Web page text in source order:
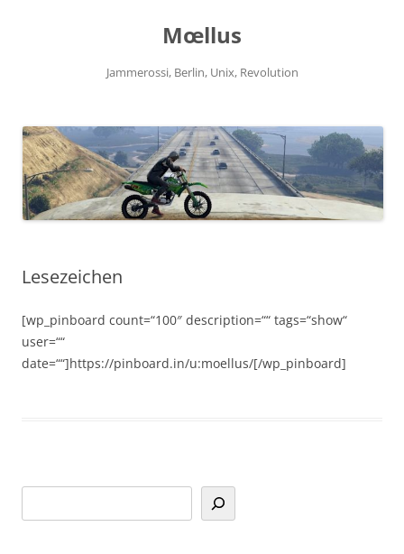
Mœllus
Jammerossi, Berlin, Unix, Revolution
Lesezeichen
[wp_pinboard count=“100″ description=““ tags=“show“
user=““
date=““]https://pinboard.in/u:moellus/[/wp_pinboard]